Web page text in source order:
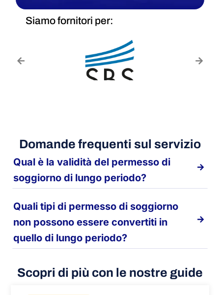
Siamo fornitori per:
Domande frequenti sul servizio
Qual è la validità del permesso di
soggiorno di lungo periodo?
Quali tipi di permesso di soggiorno
non possono essere convertiti in
quello di lungo periodo?
Scopri di più con le nostre guide